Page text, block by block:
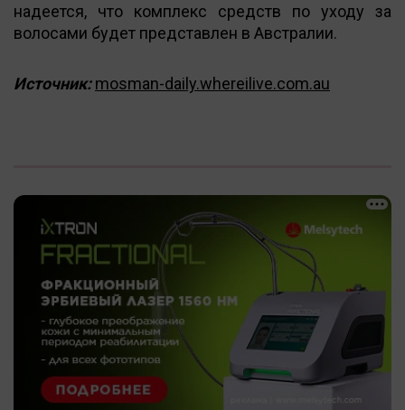
надеется, что комплекс средств по уходу за
волосами будет представлен в Австралии.
Источник: mosman-daily.whereilive.com.au